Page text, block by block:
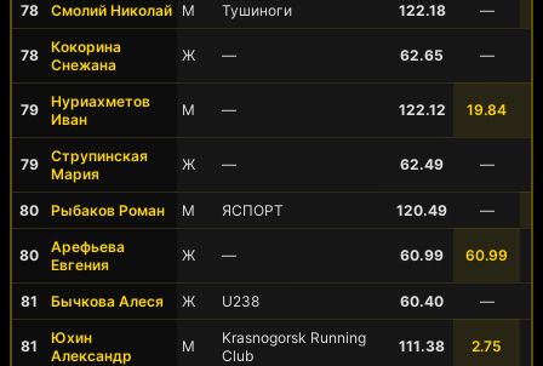
78 Смолий Николай М Тушиноги 122.18 —
78
Кокорина
Снежана
Ж — 62.65 —
79
Нуриахметов
Иван
М — 122.12 19.84
79
Струпинская
Мария
Ж — 62.49 —
80 Рыбаков Роман М ЯСПОРТ 120.49 —
80
Арефьева
Евгения
Ж — 60.99 60.99
81 Бычкова Алеся Ж U238 60.40 —
81
Юхин
Александр
М
Krasnogorsk Running
Club
111.38 2.75